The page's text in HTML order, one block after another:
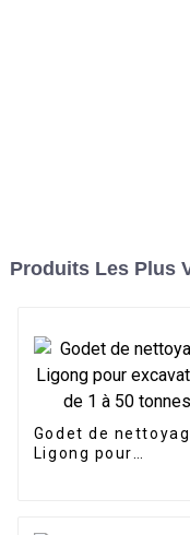
Produits Les Plus
Godet de
Ligong pour